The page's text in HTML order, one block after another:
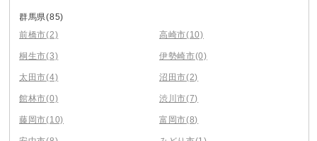
群馬県(85)
前橋市(2) 高崎市(10)
桐生市(3) 伊勢崎市(0)
太田市(4) 沼田市(2)
館林市(0) 渋川市(7)
藤岡市(10) 富岡市(8)